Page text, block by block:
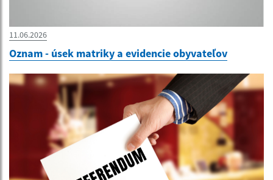
11.06.2026
Oznam - úsek matriky a evidencie obyvateľov